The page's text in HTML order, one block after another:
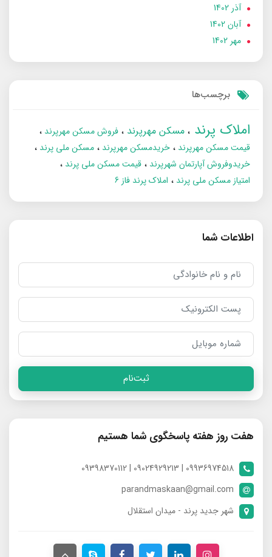
آذر 1402
آبان 1402
مهر 1402
برچسب‌ها
املاک پرند مسکن مهرپرند
فروش مسکن مهرپرند
قیمت مسکن مهرپرند
خریدمسکن مهرپرند
مسکن ملی پرند
خریدوفروش آپارتمان شهرپرند
قیمت مسکن ملی پرند
امتیاز مسکن ملی پرند
املاک پرند فاز 6
اطلاعات شما
ثبت‌نام
هفت روز هفته پاسخگوی شما هستیم
09936974518 | 09024929213 | 09398370112
parandmaskaan@gmail.com
شهر جدید پرند - میدان استقلال